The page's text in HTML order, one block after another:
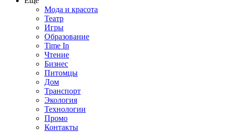
Мода и красота
Театр
Игры
Образование
Time In
Чтение
Бизнес
Питомцы
Дом
Транспорт
Экология
Технологии
Промо
Контакты